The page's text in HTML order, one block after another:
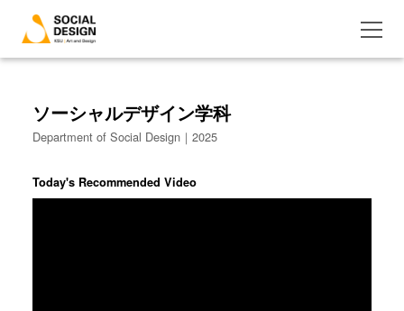
ソーシャルデザイン学科
Department of Social Design｜2025
Today's Recommended Video